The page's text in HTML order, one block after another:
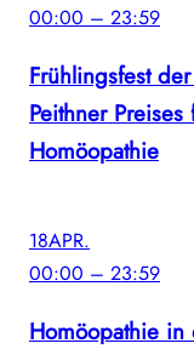
00:00 – 23:59
Frühlingsfest
Peithner
Homöopathie
18APR.
00:00 – 23:59
Homöopathie